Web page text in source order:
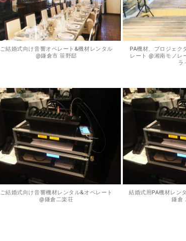
ご結婚式向け音響オペレート&機材レンタル
@鎌倉市 笹野邸
PA機材、プロジェク
レート @湘南モノレ
ラ
ご結婚式向け音響機材レンタル&オペレート
@鎌倉二楽荘
結婚式用PA機材レン
鎌倉